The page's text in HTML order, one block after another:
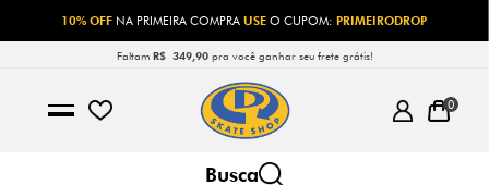
10% OFF NA PRIMEIRA COMPRAUSEO CUPOM:PRIMEIRODROP
Faltam R$ 349,90pra você ganhar seu frete grátis!
0